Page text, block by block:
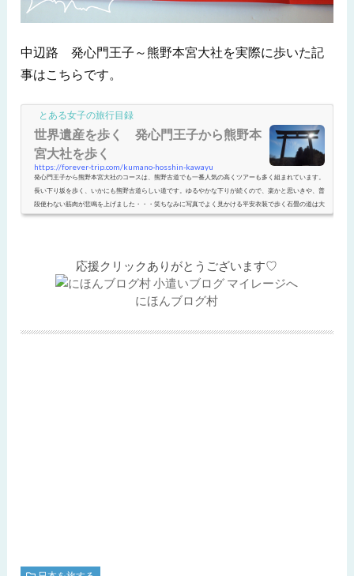
中辺路 発心門王子～熊野本宮大社を実際に歩いた記
事はこちらです。
とある女子の旅行目録
世界遺産を歩く 発心門王子から熊野本
宮大社を歩く
https://forever-trip.com/kumano-hosshin-kawayu
発心門王子から熊野本宮大社のコースは、熊野古道でも一番人気の高くツアーも多く組まれています。
長い下り坂を歩く、いかにも熊野古道らしい道です。ゆるやかな下りが続くので、楽かと思いきや、普
段使わない筋肉が悲鳴を上げました・・・笑ちなみに写真でよく見かける平安衣装で歩く石畳の道は大
門坂から熊野那智大社のコースです。発心門王子付近には宿泊施設はありませんが、付近に幾つかある
応援クリックありがとうございます♡
にほんブログ村